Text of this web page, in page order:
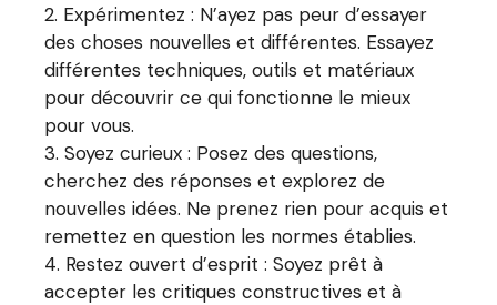
Expérimentez : N’ayez pas peur d’essayer
des choses nouvelles et différentes. Essayez
différentes techniques, outils et matériaux
pour découvrir ce qui fonctionne le mieux
pour vous.
Soyez curieux : Posez des questions,
cherchez des réponses et explorez de
nouvelles idées. Ne prenez rien pour acquis et
remettez en question les normes établies.
Restez ouvert d’esprit : Soyez prêt à
accepter les critiques constructives et à